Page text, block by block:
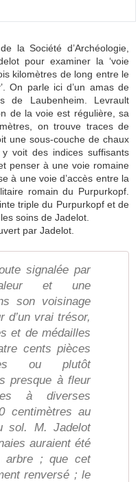
la Société d’Archéologie,
pour examiner la ‘voie
kilomètres de long entre le
’. On parle ici d’un amas de
de Laubenheim. Levrault
de la voie est régulière, sa
on trouve traces de
une sous-couche de chaux
voit des indices suffisants
penser à une voie romaine
à une voie d’accès entre la
romain du Purpurkopf.
triple du Purpurkopf et de
soins de Jadelot.
par Jadelot.
signalée par
et une
son voisinage
d’un vrai trésor,
et de médailles
cents pièces
ou plutôt
presque à fleur
à diverses
centimètres au
sol. M. Jadelot
auraient été
arbre ; que cet
renversé ; le